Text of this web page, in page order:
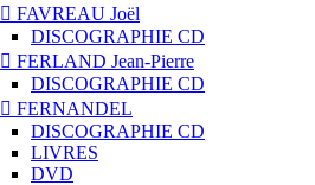
 FAVREAU Joël
DISCOGRAPHIE CD
 FERLAND Jean-Pierre
DISCOGRAPHIE CD
 FERNANDEL
DISCOGRAPHIE CD
LIVRES
DVD